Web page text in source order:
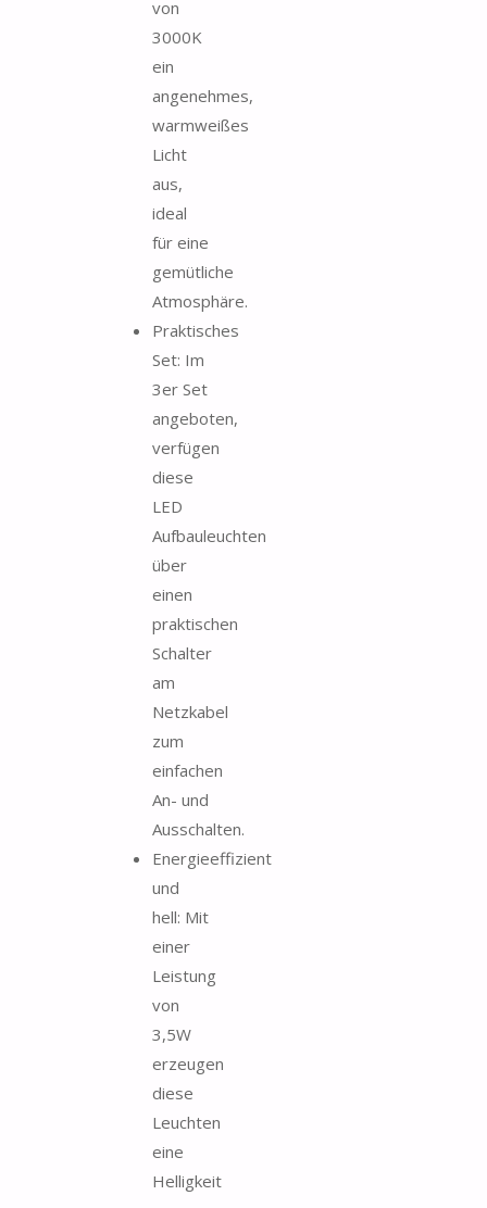
von
3000K
ein
angenehmes,
warmweißes
Licht
aus,
ideal
für eine
gemütliche
Atmosphäre.
Praktisches
Set: Im
3er Set
angeboten,
verfügen
diese
LED
Aufbauleuchten
über
einen
praktischen
Schalter
am
Netzkabel
zum
einfachen
An- und
Ausschalten.
Energieeffizient
und
hell: Mit
einer
Leistung
von
3,5W
erzeugen
diese
Leuchten
eine
Helligkeit